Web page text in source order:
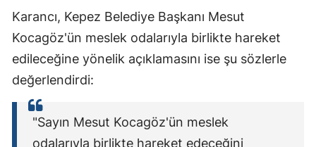
Karancı, Kepez Belediye Başkanı Mesut
Kocagöz'ün meslek odalarıyla birlikte hareket
edileceğine yönelik açıklamasını ise şu sözlerle
değerlendirdi:
"Sayın Mesut Kocagöz'ün meslek
odalarıyla birlikte hareket edeceğini